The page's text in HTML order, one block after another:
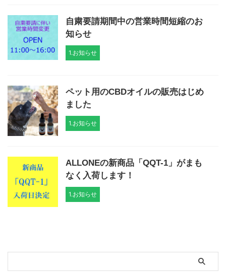
自粛要請期間中の営業時間短縮のお
知らせ
1.お知らせ
ペット用のCBDオイルの販売はじめ
ました
1.お知らせ
ALLONEの新商品「QQT-1」がまも
なく入荷します！
1.お知らせ